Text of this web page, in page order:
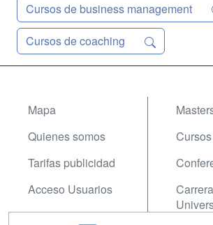
Cursos de business management
Cursos de coaching
Mapa
Quienes somos
Tarifas publicidad
Acceso Usuarios
Acceso Centros